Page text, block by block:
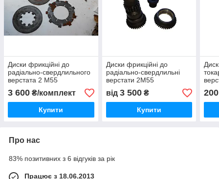
Диски фрикційні до
радіально-свердлильного
верстата 2 М55
3 600 ₴/комплект
Купити
Диски фрикційні до
радіально-свердлильні
верстати 2М55
від 3 500₴
Купити
200
Про нас
83% позитивних з 6 відгуків за рік
Працює з 18.06.2013